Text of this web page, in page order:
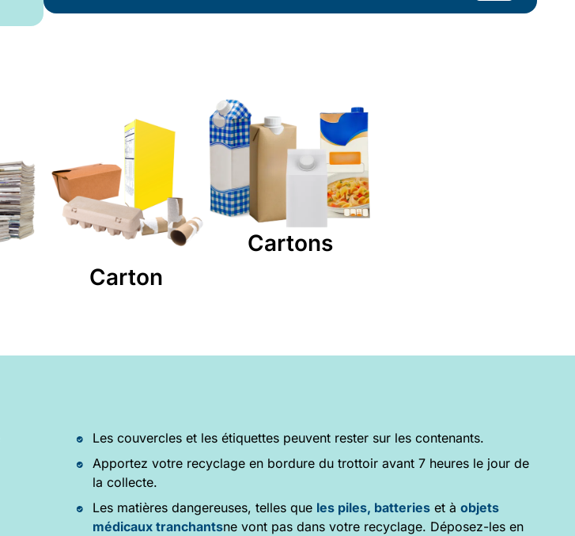
Carton
Cartons
Les couvercles et les étiquettes peuvent rester sur les contenants.
Apportez votre recyclage en bordure du trottoir avant 7 heures le jour de
la collecte.
Les matières dangereuses, telles que les piles, batterieset à objets
médicaux tranchantsne vont pas dans votre recyclage. Déposez-les en